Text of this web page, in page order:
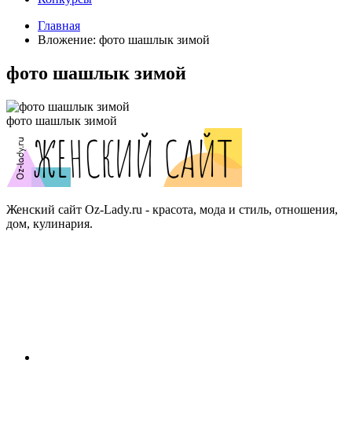
Главная
Вложение: фото шашлык зимой
фото шашлык зимой
фото шашлык зимой
Женский сайт Oz-Lady.ru - красота, мода и стиль, отношения,
дом, кулинария.